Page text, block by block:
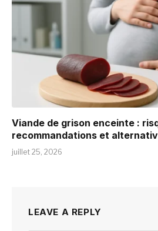
Viande de grison enceinte :
recommandations et
juillet 25, 2026
LEAVE A REPLY